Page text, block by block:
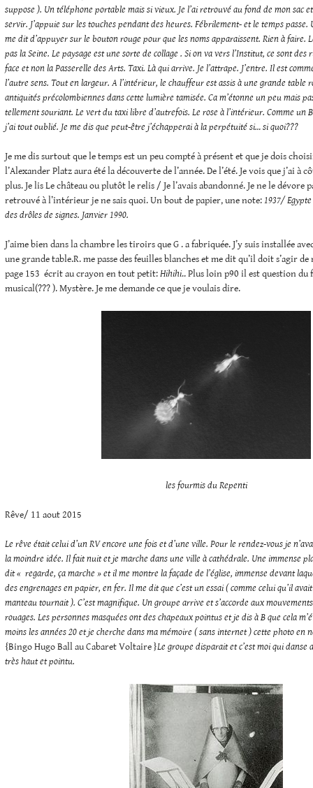
suppose ). Un téléphone portable mais si vieux. Je l’ai retrouvé au fond de mon sac
servir. J’appuie sur les touches pendant des heures. Fébrilement- et le temps passe.
me dit d’appuyer sur le bouton rouge pour que les noms apparaissent. Rien à faire.
pas la Seine. Le paysage est une sorte de collage . Si on va vers l’Institut, ce sont des
face et non la Passerelle des Arts. Taxi. Là qui arrive. Je l’attrape. J’entre. Il est
l’autre sens. Tout en largeur. A l’intérieur, le chauffeur est assis à une grande table
antiquités précolombiennes dans cette lumière tamisée. Ca m’étonne un peu mais
tellement souriant. Le vert du taxi libre d’autrefois. Le rose à l’intérieur. Comme un
j’ai tout oublié. Je me dis que peut-être j’échapperai à la perpétuité si… si quoi???
Je me dis surtout que le temps est un peu compté à présent et que je dois
l’Alexander Platz aura été la découverte de l’année. De l’été. Je vois que j’ai à
plus. Je lis Le château ou plutôt le relis / Je l’avais abandonné. Je ne le dévore
retrouvé à l’intérieur je ne sais quoi. Un bout de papier, une note:1937/
des drôles de signes. Janvier 1990.
J’aime bien dans la chambre les tiroirs que G . a fabriquée. J’y suis installée
une grande table.R. me passe des feuilles blanches et me dit qu’il doit s’agir
page 153 écrit au crayon en tout petit:Hihihi.. Plus loin p90 il est question du
musical(??? ). Mystère. Je me demande ce que je voulais dire.
les fourmis du Repenti
Rêve/ 11 aout 2015
Le rêve était celui d’un RV encore une fois et d’une ville. Pour le rendez-vous je
la moindre idée. Il fait nuit et je marche dans une ville à cathédrale. Une immense
dit « regarde, ça marche » et il me montre la façade de l’église, immense devant
des engrenages en papier, en fer. Il me dit que c’est un essai ( comme celui qu’il
manteau tournait ). C’est magnifique. Un groupe arrive et s’accorde aux
rouages. Les personnes masquées ont des chapeaux pointus et je dis à B que cela
moins les années 20 et je cherche dans ma mémoire ( sans internet ) cette photo en
{Bingo Hugo Ball au Cabaret Voltaire }Le groupe disparait et c’est moi qui danse
très haut et pointu.